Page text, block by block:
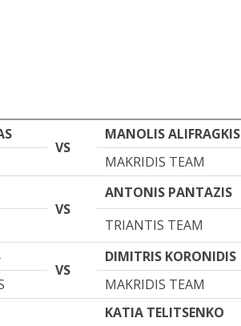
VS
MANOLIS ALIFRAGKIS
MAKRIDIS TEAM
VS
ANTONIS PANTAZIS
TRIANTIS TEAM
VS
DIMITRIS KORONIDIS
MAKRIDIS TEAM
KATIA TELITSENKO